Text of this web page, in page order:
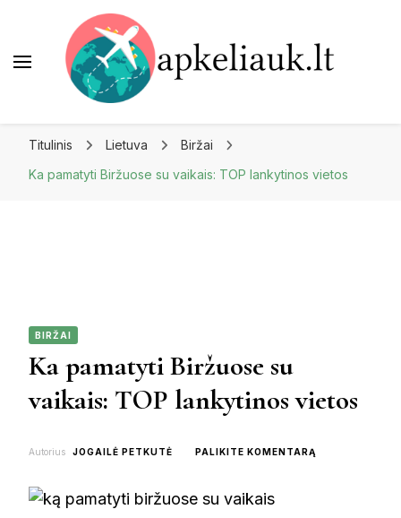
Titulinis Lietuva
Biržai
Ka pamatyti Biržuose su vaikais: TOP lankytinos vietos
BIRŽAI
Ka pamatyti Biržuose su
vaikais: TOP lankytinos vietos
Autorius JOGAILĖ PETKUTĖ PALIKITE KOMENTARĄ